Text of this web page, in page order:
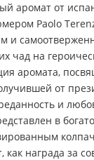
аромат от
Paolo
и
чад на
аромата,
от
и
в
как награда за